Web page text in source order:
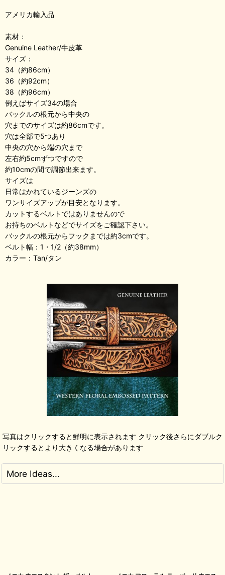
アメリカ輸入品
素材：
Genuine Leather/牛皮革
サイズ：
34（約86cm）
36（約92cm）
38（約96cm）
例えばサイズ34の場合
バックルの根元から中央の
穴までのサイズは約86cmです。
穴は全部で5つあり
中央の穴から端の穴まで
左右約5cmずつですので
約10cmの間で調節出来ます。
サイズは
日常はかれているジーンズの
ワンサイズアップが目安となります。
カットするベルトではありませんので
お持ちのベルトなどでサイズをご確認下さい。
バックルの根元からフックまでは約3cmです。
ベルト幅：1・1/2（約38mm）
カラー：Tan/タン
写真はクリックすると鮮明に表示されます クリック後さらにダブルク
リックするとより大きくなる場合があります
More Ideas...